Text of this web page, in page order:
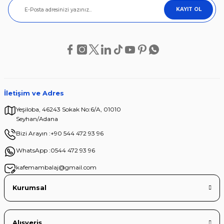
KAYIT OL
İletişim ve Adres
Yeşiloba, 46243 Sokak No:6/A, 01010
Seyhan/Adana
Bizi Arayın :+90 544 472 93 96
WhatsApp :0544 472 93 96
kafemambalaj@gmail.com
Kurumsal